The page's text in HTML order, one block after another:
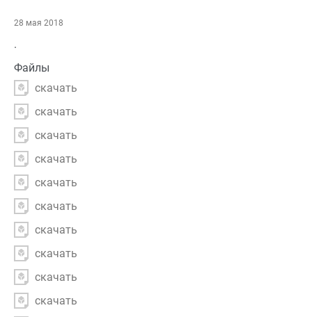
28 мая 2018
.
Файлы
скачать
скачать
скачать
скачать
скачать
скачать
скачать
скачать
скачать
скачать